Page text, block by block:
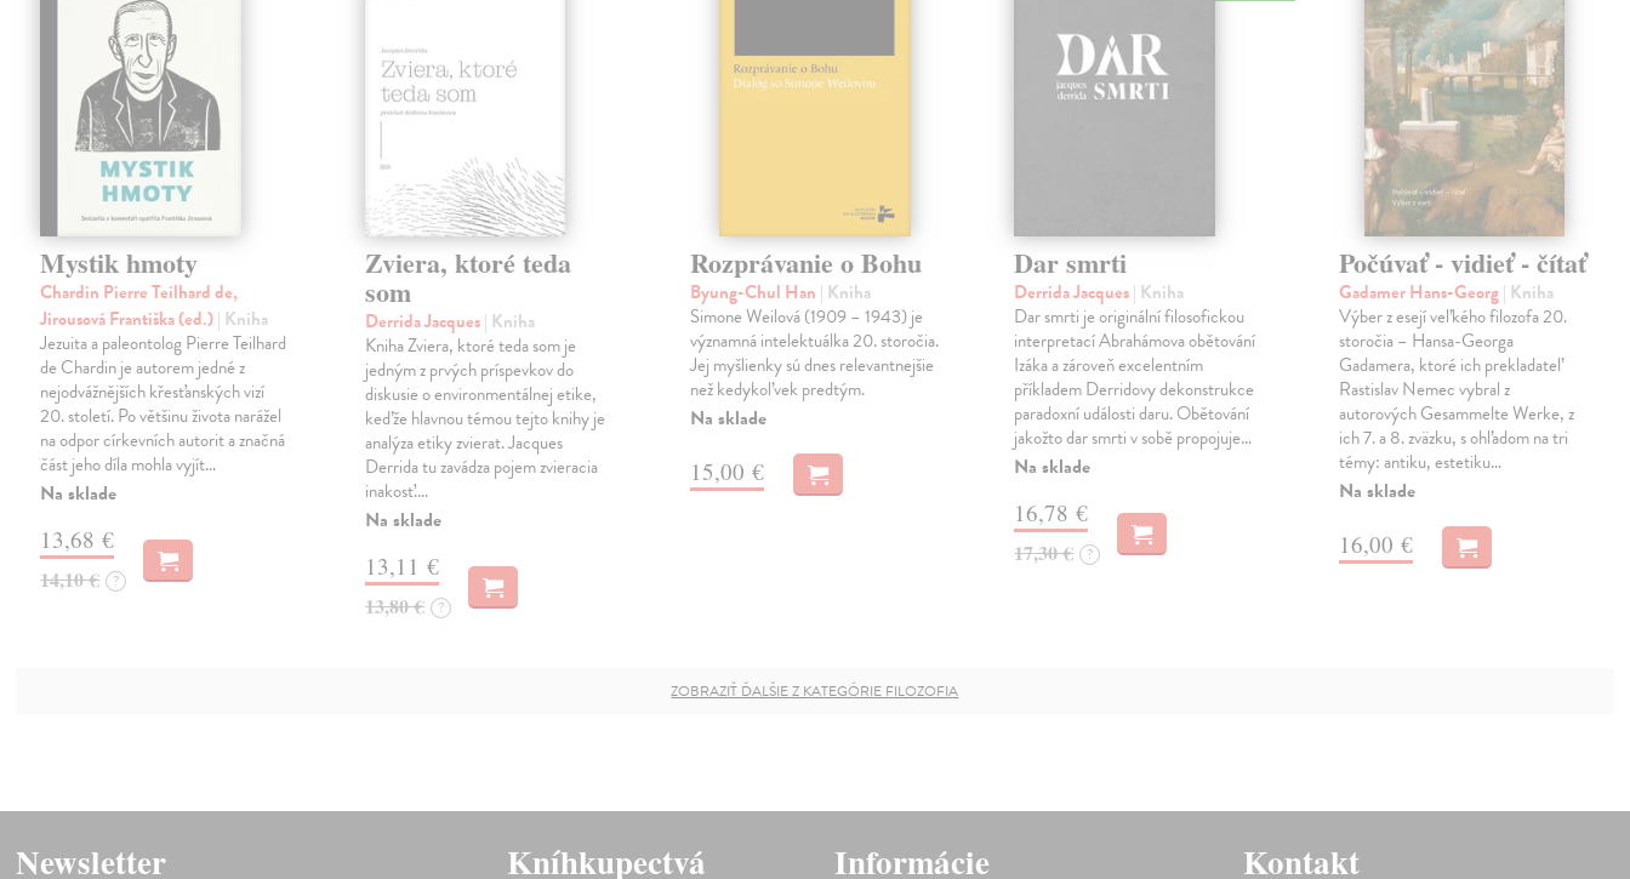
Mystik hmoty
Chardin Pierre Teilhard de,
Jirousová Františka (ed.)| Kniha
Jezuita a paleontolog Pierre Teilhard
de Chardin je autorem jedné z
nejodvážnějších křesťanských vizí
20. století. Po většinu života narážel
na odpor církevních autorit a značná
část jeho díla mohla vyjít…
Na sklade
13,68 €
14,10 € ?
Zviera, ktoré teda
som
Derrida Jacques| Kniha
Kniha Zviera, ktoré teda som je
jedným z prvých príspevkov do
diskusie o environmentálnej etike,
keďže hlavnou témou tejto knihy je
analýza etiky zvierat. Jacques
Derrida tu zavádza pojem zvieracia
inakosť.…
Na sklade
13,11 €
13,80 € ?
Rozprávanie o Bohu
Byung-Chul Han | Kniha
Simone Weilová (1909 – 1943) je
významná intelektuálka 20. storočia.
Jej myšlienky sú dnes relevantnejšie
než kedykoľvek predtým.
Na sklade
15,00 €
Dar smrti
Derrida Jacques| Kniha
Dar smrti je originální filosofickou
interpretací Abrahámova obětování
Izáka a zároveň excelentním
příkladem Derridovy dekonstrukce
paradoxní události daru. Obětování
jakožto dar smrti v sobě propojuje…
Na sklade
16,78 €
17,30 € ?
Počúvať - vidieť - čítať
Gadamer Hans-Georg| Kniha
Výber z esejí veľkého filozofa 20.
storočia – Hansa-Georga
Gadamera, ktoré ich prekladateľ
Rastislav Nemec vybral z
autorových Gesammelte Werke, z
ich 7. a 8. zväzku, s ohľadom na tri
témy: antiku, estetiku…
Na sklade
16,00 €
ZOBRAZIŤ ĎALŠIE Z KATEGÓRIE FILOZOFIA
Newsletter Kníhkupectvá Informácie Kontakt